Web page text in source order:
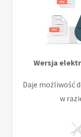
Wersja
Daje możliwość
w